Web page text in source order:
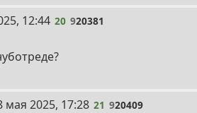
12:44 20 920381
мая 2025, 17:28 21 920409